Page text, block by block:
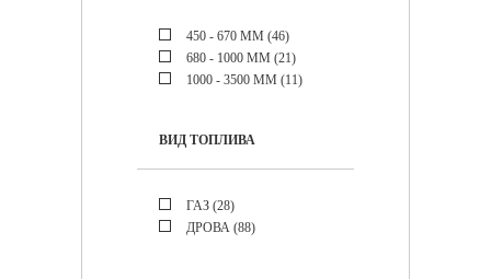
450 - 670 ММ (46)
680 - 1000 ММ (21)
1000 - 3500 ММ (11)
ВИД ТОПЛИВА
ГАЗ (28)
ДРОВА (88)